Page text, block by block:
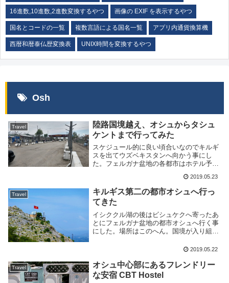
16進数,10進数,2進数変換するやつ 画像の EXIF を表示するやつ
国名とコードの一覧 複数言語による国名一覧 アプリ内通貨換算機
西暦和暦泰仏歴変換表 UNIX時間を変換するやつ
Osh
Travel
陸路国境越え、オシュからタシュ
ケントまで行ってみた
スケジュール的に良い頃合いなのでキルギ
スを出てウズベキスタンへ向かう事にし
た。フェルガナ盆地の各都市はホテル予約
スキップして直接タシュケントへ向かう事
にした。オシュ市内から国境までの行き方
オシュ市内から...
2019.05.23
Travel
キルギス第二の都市オシュへ行っ
てきた
イシククル湖の後はビシュケクへ寄ったあ
とにフェルガナ盆地の都市オシュへ行く事
にした。場所はこのへん。国境が入り組ん
に隣接した都市でウズベク人が多く本来で
だろうが、ソ...
2019.05.22
Travel
オシュ中心部にあるフレンドリー
な安宿 CBT Hostel